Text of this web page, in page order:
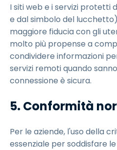
I siti web e i servizi protetti
e dal simbolo del
maggiore fiducia con gli
molto più propense a
condividere informazioni
servizi remoti quando
connessione è sicura.
5. Conformità
Per le aziende, l'uso della
essenziale per soddisfare